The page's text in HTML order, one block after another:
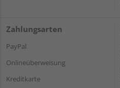
Zahlungsarten
PayPal
Onlineüberweisung
Kreditkarte